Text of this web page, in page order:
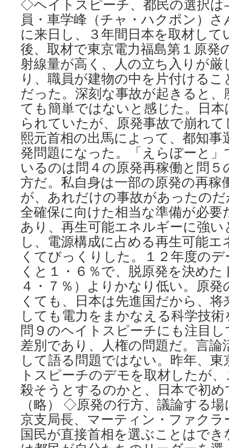
the
radiation
issue,
gov’t
doesn’t
want
us
talking
about
A
lot
going
on
that’s
never
reported
by
media
—
Afraid
of
being
imprisoned
under
Japan’s
new
secrecy
law;
officials
have
to
do
is
say
the
info
is
secret
(AUDIO)
via
Enenews
◇ヘイトスピーチ、都民の選択は
員・車学峰（チャ・ハクポン）さ
に来日し、３年間日本を取材して
後、取材で東京電力福島第１原発
射線量が高く、人の立ち入りが
り、職員が建物の中を片付ける
だった。深刻な事故が起きると
ても簡単ではないと感じた。日
られていたが、原発事故で崩れ
熙元首相の出馬によって、都知事
発問題になった。「えらぼーと
いるのは問４の原発再稼働と問
方だ。私自身は一部の原発の再稼
が、あれだけの事故があったの
全確保に向けた相当な準備が必要
あり、再生可能エネルギーに強
し、電源構成に占める再生可能
くてびっくりした。１２年度の
くと１・６％で、脱原発を決め
４・７％）よりかなり低い。原
くても、日本は先進国だから、
しても電力をまかなえる科学技
問９のヘイトスピーチにも注目
差別であり、人権の問題だ。言論
して語る問題ではない。昨年、
トスピーチのデモを取材したが
殺そうとするのかと、日本で初
（略） ◇原発の行方、議論する
京支局長、マーティン・ファク
国民が直接首相を選ぶことはで